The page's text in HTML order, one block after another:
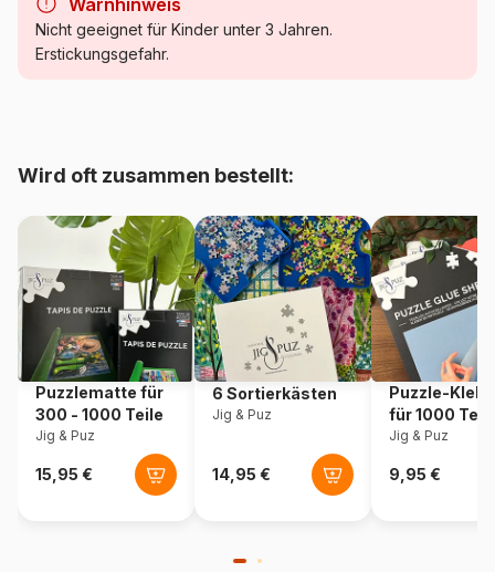
Kategorie
Puzzle - Tiere aus dem
Artikelnummer Master-Pieces-32600
EAN 705988326004
Teileanzahl 300 Teile
Maße 45 x 61 cm
Warnhinweis
Nicht geeignet für Kinder unter 3 Jahren.
Erstickungsgefahr.
Wird oft zusammen bestellt:
Puzzlematte für
300 - 1000 Teile
Jig & Puz
6 Sortierkästen
Jig & Puz
Puzzle-
für 1000
Jig & Puz